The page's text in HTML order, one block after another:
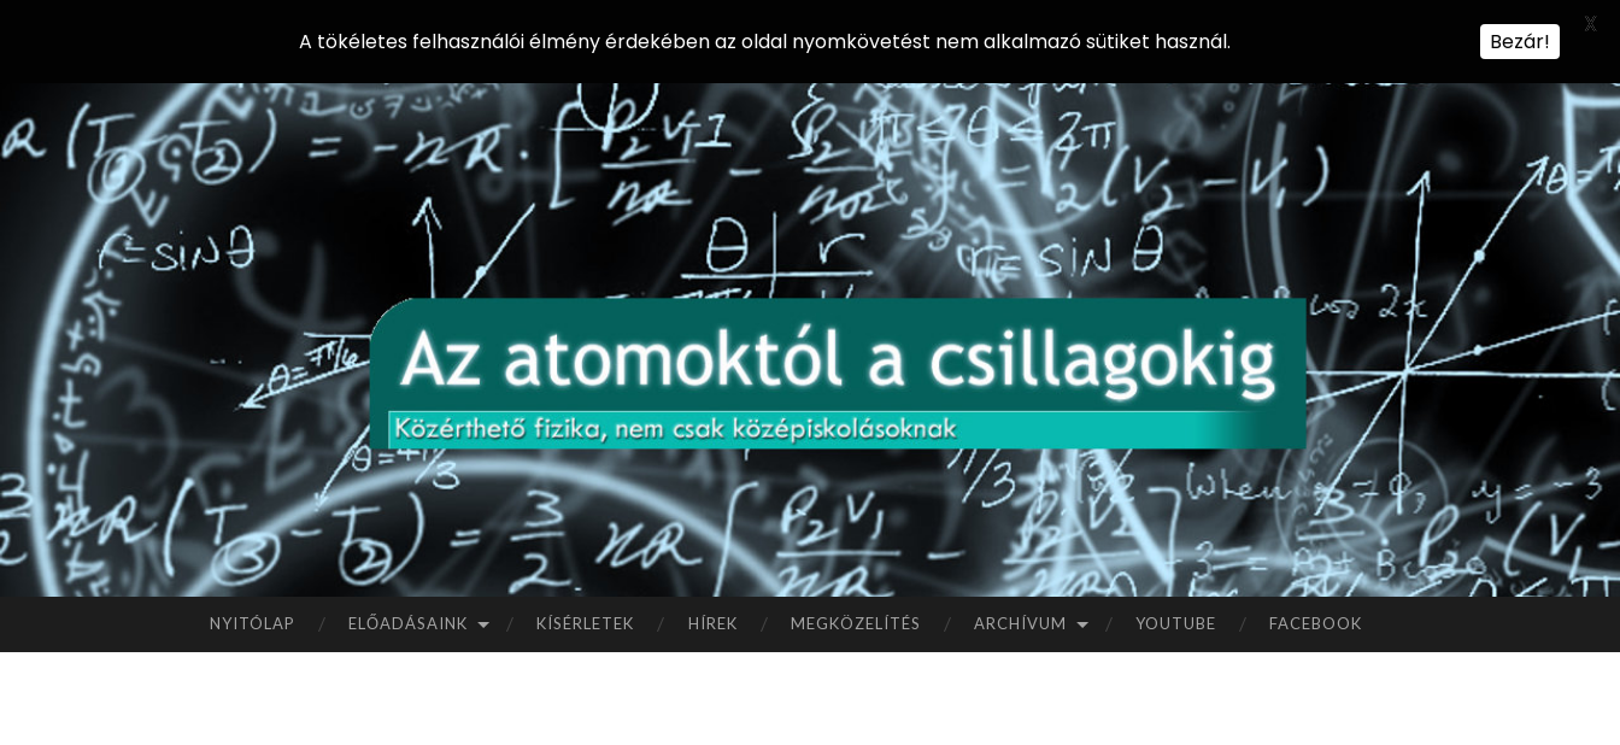
AZ
AT
OM
OK
TÓ
L A
Előadássorozat
középiskolásoknak
az ELTE
Természettudományi
Kar Fizikai
Intézetében
A
NYITÓLAP ELŐADÁSAINK KÍSÉRLETEK HÍREK MEGKÖZELÍTÉS ARCHÍVUM YOUTUBE FACEBOOK
A tökéletes felhasználói élmény érdekében az oldal nyomkövetést nem alkalmazó sütiket használ. Bezár!
X